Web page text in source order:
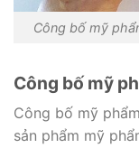
Công bố mỹ
Công bố mỹ
Công bố mỹ
sản phẩm mỹ